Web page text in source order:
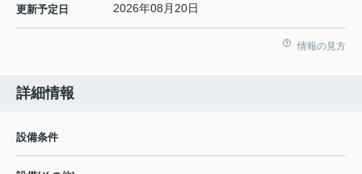
更新予定日 2026年08月20日
情報の見方
詳細情報
設備条件